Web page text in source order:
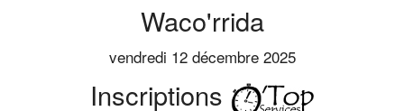
Waco'rrida
vendredi 12 décembre 2025
Inscriptions